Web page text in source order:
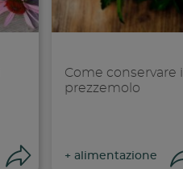
Condividi
Come conservare il
prezzemolo
+ alimentazione